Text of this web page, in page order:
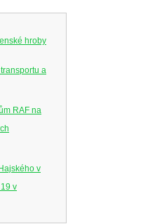
hroby
a
RAF na
v
v